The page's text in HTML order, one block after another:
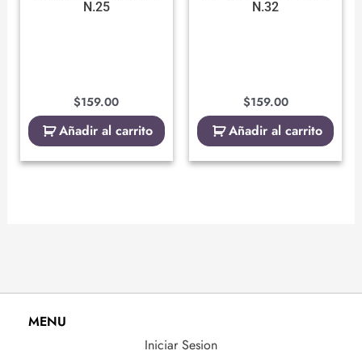
N.25
$159.00
Añadir al carrito
N.32
$159.00
Añadir al carrito
MENU
Iniciar Sesion